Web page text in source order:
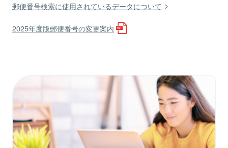
郵便番号検索に使用されているデータについて
2025年度版郵便番号の変更案内